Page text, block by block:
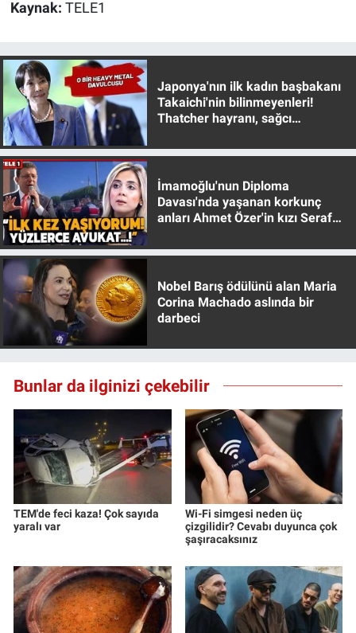
Kaynak: TELE1
Japonya'nın ilk kadın başbakanı
Takaichi'nin bilinmeyenleri!
Thatcher hayranı, sağcı
İmamoğlu'nun Diploma
Davası'nda yaşanan korkunç
anları Ahmet Özer'in kızı Seraf
Nobel Barış ödülünü alan Maria
Corina Machado aslında bir
darbeci
Bunlar da ilginizi çekebilir
TEM'de feci kaza! Çok sayıda
yaralı var
Wi-Fi simgesi neden üç
çizgilidir? Cevabı duyunca çok
şaşıracaksınız